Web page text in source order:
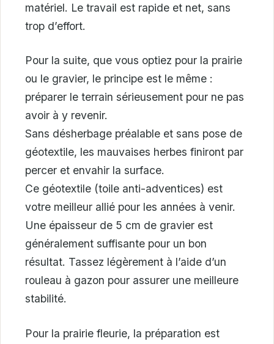
matériel. Le travail est rapide et net, sans
trop d’effort.
Pour la suite, que vous optiez pour la prairie
ou le gravier, le principe est le même :
préparer le terrain sérieusement pour ne pas
avoir à y revenir.
Sans désherbage préalable et sans pose de
géotextile, les mauvaises herbes finiront par
percer et envahir la surface.
Ce géotextile (toile anti-adventices) est
votre meilleur allié pour les années à venir.
Une épaisseur de 5 cm de gravier est
généralement suffisante pour un bon
résultat. Tassez légèrement à l’aide d’un
rouleau à gazon pour assurer une meilleure
stabilité.
Pour la prairie fleurie, la préparation est